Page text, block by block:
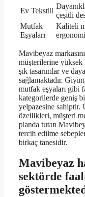
Ev Tekstili
çeşitli
Mutfak
Eşyaları
Kaliteli
Mavibeyaz
müşterilerine
şık tasarımlar ve
sağlamaktadır.
mutfak eşyaları gibi
kategorilerde geniş
yelpazesine sahiptir.
özellikleri, müşteri
planda tutan
tercih edilme
birkaç tanesidir.
Mavibeyaz
sektörde